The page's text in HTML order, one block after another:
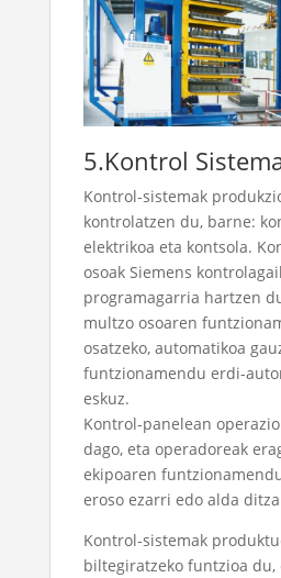
5.Kontrol
Kontrol-sistemak
kontrolatzen du, barne:
elektrikoa eta kontsola.
osoak Siemens
programagarria hartzen
multzo osoaren
osatzeko, automatikoa
funtzionamendu erdi-
eskuz.
Kontrol-panelean
dago, eta operadoreak
ekipoaren
eroso ezarri edo alda
Kontrol-sistemak
biltegiratzeko funtzioa du,